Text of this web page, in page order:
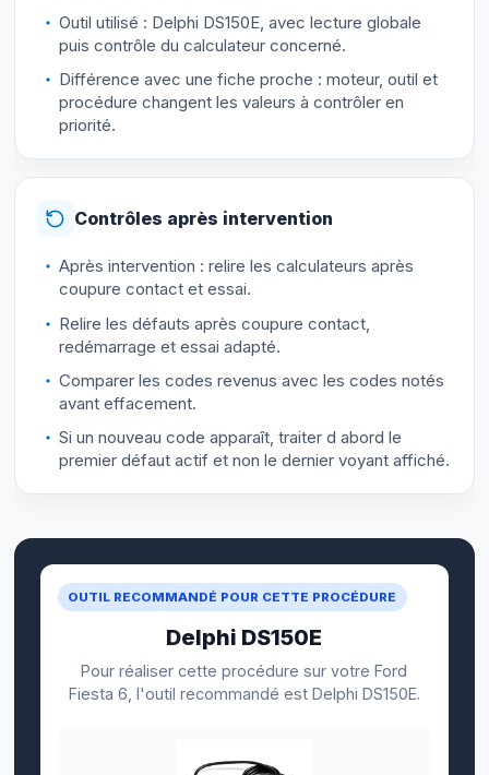
Outil utilisé : Delphi DS150E, avec lecture globale
puis contrôle du calculateur concerné.
Différence avec une fiche proche : moteur, outil et
procédure changent les valeurs à contrôler en
priorité.
Contrôles après intervention
Après intervention : relire les calculateurs après
coupure contact et essai.
Relire les défauts après coupure contact,
redémarrage et essai adapté.
Comparer les codes revenus avec les codes notés
avant effacement.
Si un nouveau code apparaît, traiter d abord le
premier défaut actif et non le dernier voyant affiché.
OUTIL RECOMMANDÉ POUR CETTE PROCÉDURE
Delphi DS150E
Pour réaliser cette procédure sur votre Ford
Fiesta 6, l'outil recommandé est Delphi DS150E.